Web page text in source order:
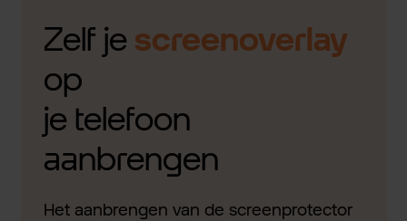
Zelf je screenoverlay
op
je telefoon
aanbrengen
Het aanbrengen van de screenprotector